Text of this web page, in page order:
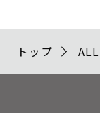
トップ ALL